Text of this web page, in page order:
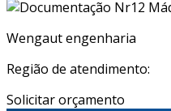
Wengaut engenharia
Região de atendimento:
Solicitar orçamento